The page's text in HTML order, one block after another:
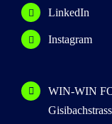
LinkedIn
Instagram
WIN-WIN